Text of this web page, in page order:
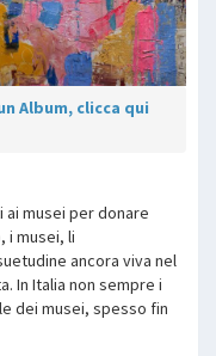
Album, clicca qui
musei per donare
i musei, li
ancora viva nel
In Italia non sempre i
dei musei, spesso fin